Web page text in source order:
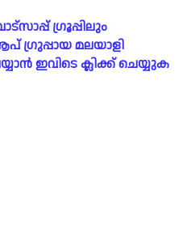
ഗ്രൂപ്പിലും
ഗ്രുപ്പായ മലയാളി
ഇവിടെ ക്ലിക്ക് ചെയ്യുക